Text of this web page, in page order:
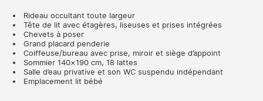
Rideau occultant toute largeur
Tête de lit avec étagères, liseuses et prises intégrées
Chevets à poser
Grand placard penderie
Coiffeuse/bureau avec prise, miroir et siège d’appoint
Sommier 140×190 cm, 18 lattes
Salle d’eau privative et son WC suspendu indépendant
Emplacement lit bébé